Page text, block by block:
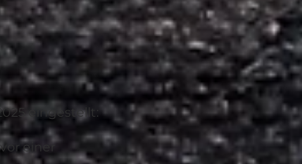
eingestellt:
einer